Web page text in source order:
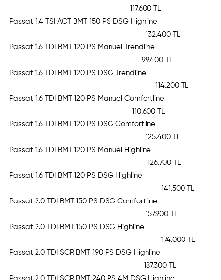
117.600 TL
Passat 1.4 TSI ACT BMT 150 PS DSG Highline
132.400 TL
Passat 1.6 TDI BMT 120 PS Manuel Trendline
99.400 TL
Passat 1.6 TDI BMT 120 PS DSG Trendline
114.200 TL
Passat 1.6 TDI BMT 120 PS Manuel Comfortline
110.600 TL
Passat 1.6 TDI BMT 120 PS DSG Comfortline
125.400 TL
Passat 1.6 TDI BMT 120 PS Manuel Highline
126.700 TL
Passat 1.6 TDI BMT 120 PS DSG Highline
141.500 TL
Passat 2.0 TDI BMT 150 PS DSG Comfortline
157.900 TL
Passat 2.0 TDI BMT 150 PS DSG Highline
174.000 TL
Passat 2.0 TDI SCR BMT 190 PS DSG Highline
187.300 TL
Passat 2.0 TDI SCR BMT 240 PS 4M DSG Highline